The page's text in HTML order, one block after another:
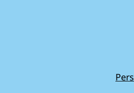
Pers